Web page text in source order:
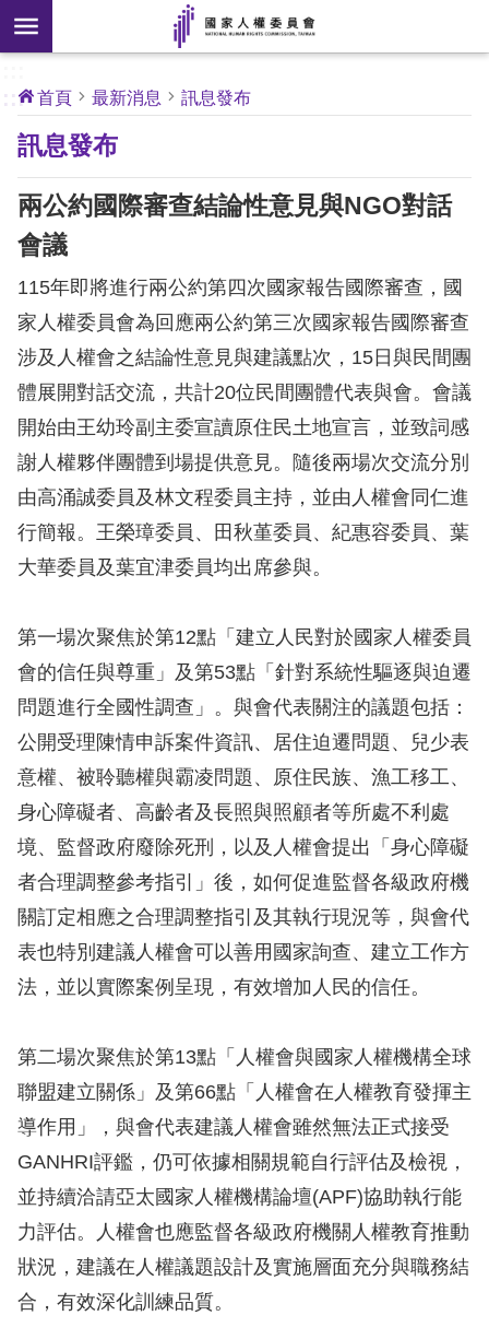
前往主要內容區塊
搜
尋
開
新
]
核
心
人
權
公
約
關
於
本
會
新
消
息
人
權
務
核
心
人
權
公
約
陳
情
申
訴
人
資
料
庫
無
障
快
:::
首頁 最新消息 訊息發布
訊息發布
兩公約國際審查結論性意見與NGO對話
會議
115年即將進行兩公約第四次國家報告國際審查，國
家人權委員會為回應兩公約第三次國家報告國際審查
涉及人權會之結論性意見與建議點次，15日與民間團
體展開對話交流，共計20位民間團體代表與會。會議
開始由王幼玲副主委宣讀原住民土地宣言，並致詞感
謝人權夥伴團體到場提供意見。隨後兩場次交流分別
由高涌誠委員及林文程委員主持，並由人權會同仁進
行簡報。王榮璋委員、田秋堇委員、紀惠容委員、葉
大華委員及葉宜津委員均出席參與。
第一場次聚焦於第12點「建立人民對於國家人權委員
會的信任與尊重」及第53點「針對系統性驅逐與迫遷
問題進行全國性調查」。與會代表關注的議題包括：
公開受理陳情申訴案件資訊、居住迫遷問題、兒少表
意權、被聆聽權與霸凌問題、原住民族、漁工移工、
身心障礙者、高齡者及長照與照顧者等所處不利處
境、監督政府廢除死刑，以及人權會提出「身心障礙
者合理調整參考指引」後，如何促進監督各級政府機
關訂定相應之合理調整指引及其執行現況等，與會代
表也特別建議人權會可以善用國家詢查、建立工作方
法，並以實際案例呈現，有效增加人民的信任。
第二場次聚焦於第13點「人權會與國家人權機構全球
聯盟建立關係」及第66點「人權會在人權教育發揮主
導作用」，與會代表建議人權會雖然無法正式接受
GANHRI評鑑，仍可依據相關規範自行評估及檢視，
並持續洽請亞太國家人權機構論壇(APF)協助執行能
力評估。人權會也應監督各級政府機關人權教育推動
狀況，建議在人權議題設計及實施層面充分與職務結
合，有效深化訓練品質。